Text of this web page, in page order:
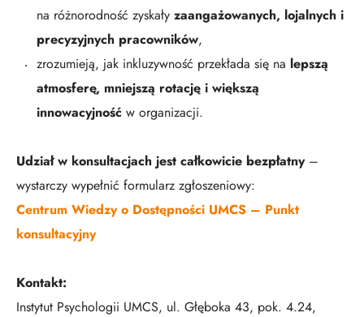
na różnorodność zyskały zaangażowanych, lojalnych i
precyzyjnych pracowników,
zrozumieją, jak inkluzywność przekłada się na lepszą
atmosferę, mniejszą rotację i większą
innowacyjność w organizacji.
Udział w konsultacjach jest całkowicie bezpłatny–
wystarczy wypełnić formularz zgłoszeniowy:
Centrum Wiedzy o Dostępności UMCS – Punkt
konsultacyjny
Kontakt:
Instytut Psychologii UMCS, ul. Głęboka 43, pok. 4.24,